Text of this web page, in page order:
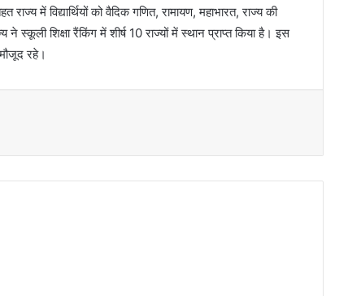
राज्य में विद्यार्थियों को वैदिक गणित, रामायण, महाभारत, राज्य की
स्कूली शिक्षा रैंकिंग में शीर्ष 10 राज्यों में स्थान प्राप्त किया है। इस
रहे।